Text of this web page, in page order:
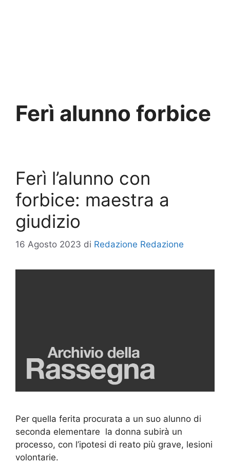
Ferì alunno forbice
Ferì l’alunno con
forbice: maestra a
giudizio
16 Agosto 2023 di Redazione Redazione
Per quella ferita procurata a un suo alunno di
seconda elementare la donna subirà un
processo, con l’ipotesi di reato più grave, lesioni
volontarie.